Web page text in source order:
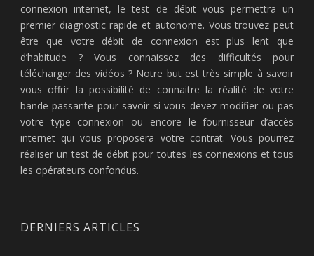
connexion internet, le test de débit vous permettra un
premier diagnostic rapide et autonome. Vous trouvez peut
être que votre débit de connexion est plus lent que
d’habitude ? Vous connaissez des difficultés pour
télécharger des vidéos ? Notre but est très simple à savoir
vous offrir la possibilité de connaitre la réalité de votre
bande passante pour savoir si vous devez modifier ou pas
votre type connexion ou encore le fournisseur d’accès
internet qui vous proposera votre contrat. Vous pourrez
réaliser un test de débit pour toutes les connexions et tous
les opérateurs confondus.
DERNIERS ARTICLES